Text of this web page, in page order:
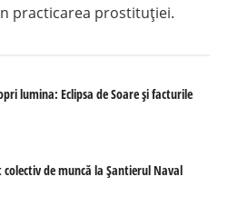
practicarea prostituției.
lumina: Eclipsa de Soare și facturile
colectiv de muncă la Șantierul Naval